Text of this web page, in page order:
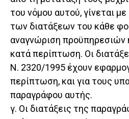
του νόμου αυτού, γίνεται
των διατάξεων του κάθε
αναγνώριση προϋπηρεσιών
κατά περίπτωση. Οι
Ν. 2320/1995 έχουν
περίπτωση, και για τους
παραγράφου αυτής.
γ. Οι διατάξεις της